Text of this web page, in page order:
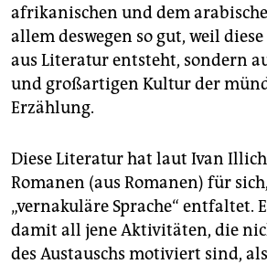
afrikanischen und dem
allem deswegen so gut, weil
aus Literatur entsteht, sondern
und großartigen Kultur der
Erzählung.
Diese Literatur hat laut Ivan
Romanen (aus Romanen) für
„vernakuläre Sprache“ entfaltet.
damit all jene Aktivitäten, die
des Austauschs motiviert sind,